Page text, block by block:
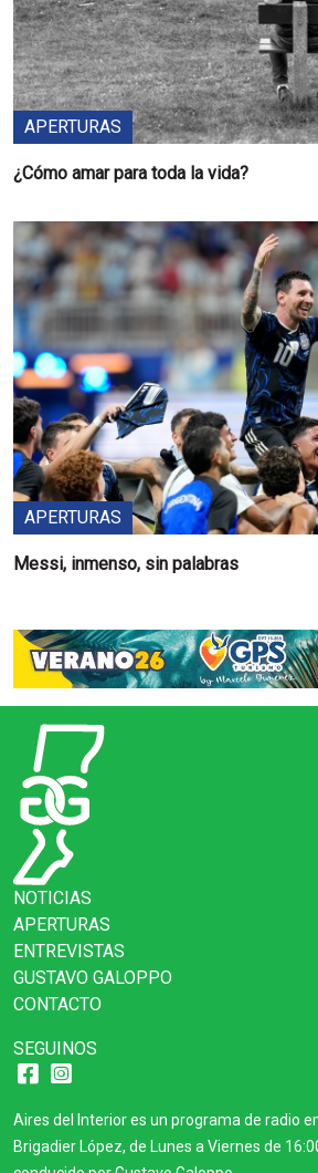
APERTURAS
¿Cómo amar para toda la vida?
APERTURAS
Messi, inmenso, sin palabras
NOTICIAS
APERTURAS
ENTREVISTAS
GUSTAVO GALOPPO
CONTACTO
SEGUINOS
Aires del Interior es un programa de radio
Brigadier López, de Lunes a Viernes de